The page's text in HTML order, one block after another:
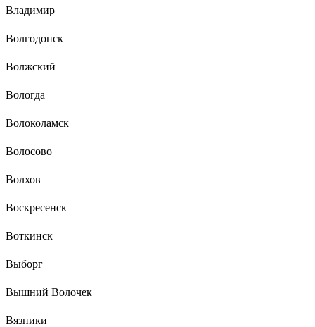
Владимир
Волгодонск
Волжский
Вологда
Волоколамск
Волосово
Волхов
Воскресенск
Воткинск
Выборг
Вышний Волочек
Вязники